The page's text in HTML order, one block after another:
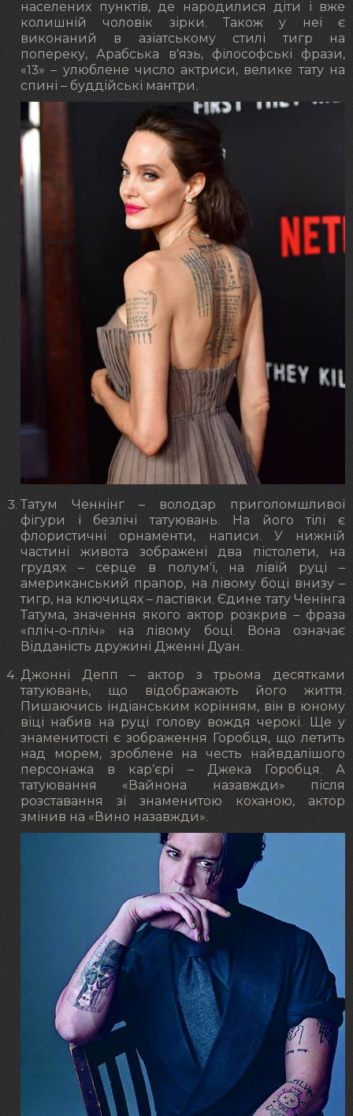
населених пунктів, де народилися діти і вже
колишній чоловік зірки. Також у неї є
виконаний в азіатському стилі тигр на
попереку, Арабська в’язь, філософські фрази,
«13» – улюблене число актриси, велике тату на
спині – буддійські мантри.
Татум Ченнінг – володар приголомшливої
фігури і безлічі татуювань. На його тілі є
флористичні орнаменти, написи. У нижній
частині живота зображені два пістолети, на
грудях – серце в полум’ї, на лівій руці –
американський прапор, на лівому боці внизу –
тигр, на ключицях – ластівки. Єдине тату Ченінга
Татума, значення якого актор розкрив – фраза
«пліч-о-пліч» на лівому боці. Вона означає
Відданість дружині Дженні Дуан.
Джонні Депп – актор з трьома десятками
татуювань, що відображають його життя.
Пишаючись індіанським корінням, він в юному
віці набив на руці голову вождя черокі. Ще у
знаменитості є зображення Горобця, що летить
над морем, зроблене на честь найвдалішого
персонажа в кар’єрі – Джека Горобця. А
татуювання «Вайнона назавжди» після
розставання зі знаменитою коханою, актор
змінив на «Вино назавжди».